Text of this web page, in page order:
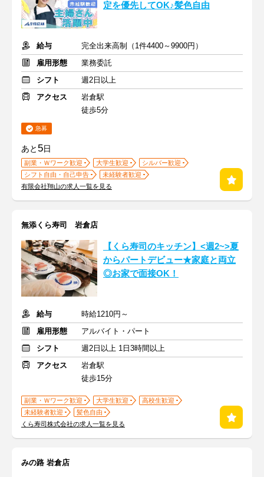
定を優先してOK♪髪色自由
給与
完全出来高制（1件4400～9900円）
雇用形態
業務委託
シフト
週2日以上
アクセス
岩倉駅
徒歩5分
急募
あと 5日
副業・Ｗワーク歓迎 大学生歓迎
シルバー歓迎
シフト自由・自己申告
未経験者歓迎
有限会社翔山の求人一覧を見る
無添くら寿司 岩倉店
【くら寿司のキッチン】<週2~>夏
からパートデビュー★家庭と両立
◎お家で面接OK！
給与
時給1210円～
雇用形態
アルバイト・パート
シフト
週2日以上 1日3時間以上
アクセス
岩倉駅
徒歩15分
副業・Ｗワーク歓迎 大学生歓迎
高校生歓迎
未経験者歓迎
髪色自由
くら寿司株式会社の求人一覧を見る
みの路 岩倉店